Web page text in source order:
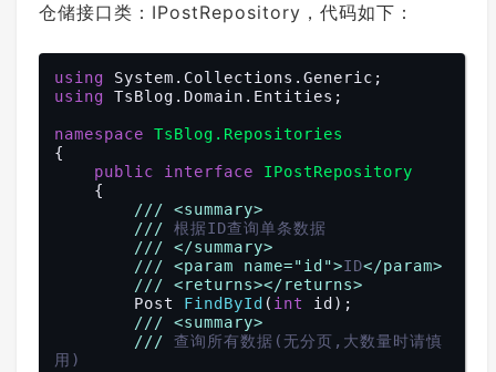
仓储接口类：IPostRepository，代码如下：
using
using
TsBlog.Domain.Entities;
namespace
TsBlog.Repositories
{
public
interface
IPostRepository
///
<summary>
/// 根据ID查询单条数据
///
</summary>
///
<param name="id">ID</param>
///
<returns></returns>
Post FindById ( int id ) ;
///
<summary>
/// 查询所有数据(无分页,大数量时请慎
用)